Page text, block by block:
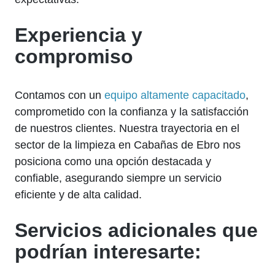
Experiencia y
compromiso
Contamos con un equipo altamente capacitado,
comprometido con la confianza y la satisfacción
de nuestros clientes. Nuestra trayectoria en el
sector de la limpieza en Cabañas de Ebro nos
posiciona como una opción destacada y
confiable, asegurando siempre un servicio
eficiente y de alta calidad.
Servicios adicionales que
podrían interesarte: